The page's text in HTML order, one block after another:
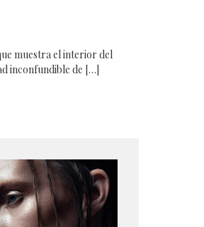
muestra el interior del
inconfundible de […]